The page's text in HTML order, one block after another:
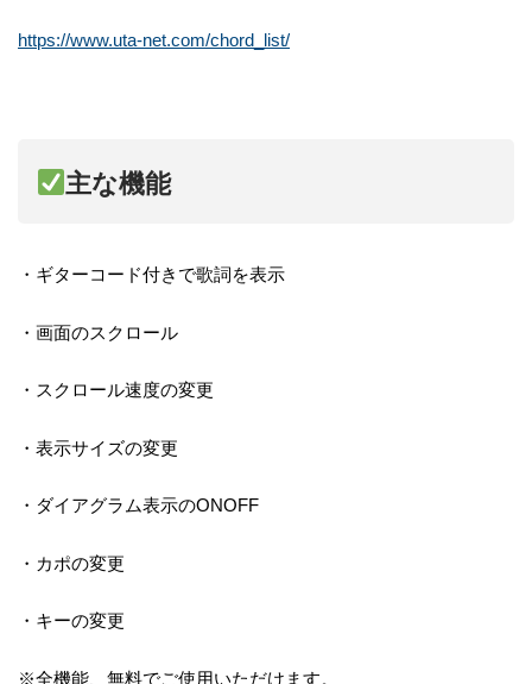
https://www.uta-net.com/chord_list/
主な機能
・ギターコード付きで歌詞を表示
・画面のスクロール
・スクロール速度の変更
・表示サイズの変更
・ダイアグラム表示のONOFF
・カポの変更
・キーの変更
※全機能、無料でご使用いただけます。